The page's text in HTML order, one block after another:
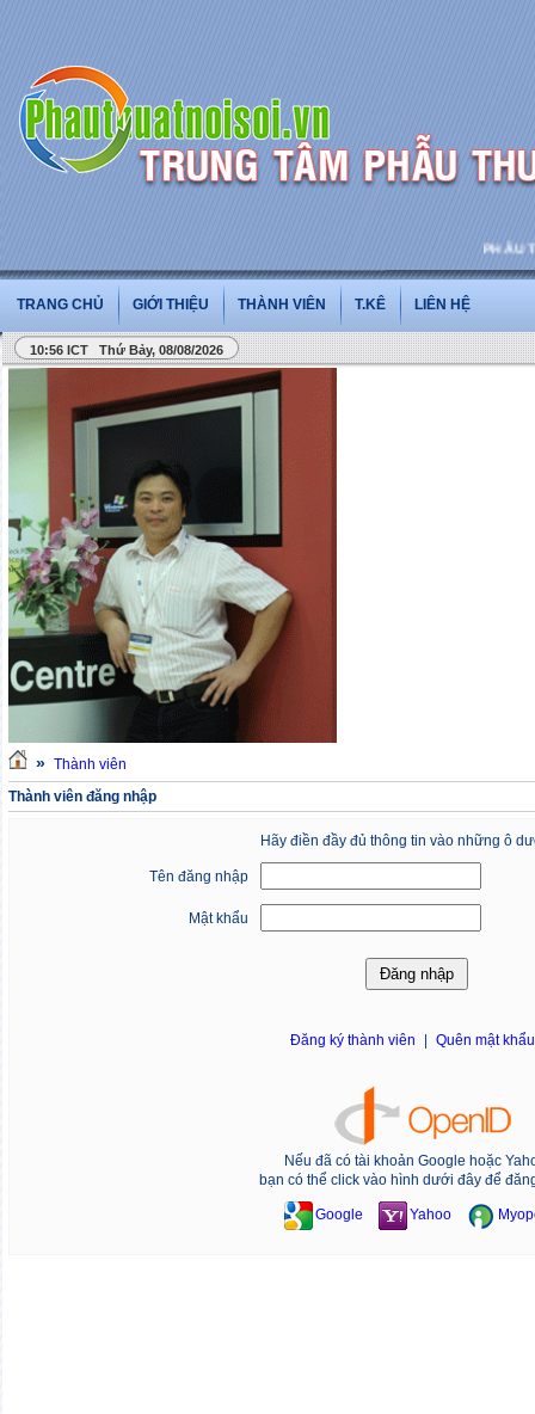
PHẪU
TRANG CHỦ GIỚI THIỆU THÀNH VIÊN T.KÊ LIÊN HỆ
10:56 ICT Thứ Bảy, 08/08/2026
» Thành viên
Thành viên đăng nhập
Hãy điền đầy đủ thông tin vào những ô
Tên đăng nhập
Mật khẩu
Đăng ký thành viên Quên mật
Nếu đã có tài khoản Google hoặc
bạn có thể click vào hình dưới đây để
Google Yahoo